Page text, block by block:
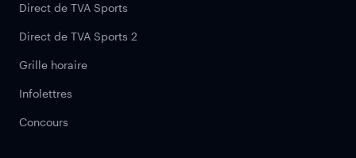
Direct de TVA Sports
Direct de TVA Sports 2
Grille horaire
Infolettres
Concours